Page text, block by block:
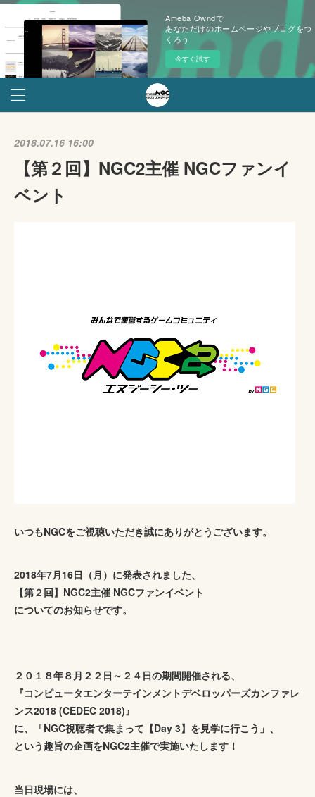
Ameba Owndで
あなただけのホームページやブログをつ
くろう
今すぐ試す
2018.07.16 16:00
【第２回】NGC2主催 NGCファンイ
ベント
いつもNGCをご視聴いただき誠にありがとうございます。
2018年7月16日（月）に発表されました、
【第２回】NGC2主催 NGCファンイベント
についてのお知らせです。
２０１８年８月２２日～２４日の期間開催される、
『コンピュータエンターテインメントデベロッパーズカンファレ
ンス2018 (CEDEC 2018)』
に、「NGC視聴者で集まって【Day 3】を見学に行こう」、
という趣旨の企画をNGC2主催で実施いたします！
当日現場には、